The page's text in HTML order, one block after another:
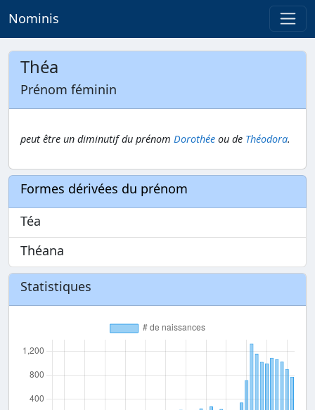
Nominis
Théa
Prénom féminin
peut être un diminutif du prénom Dorothée ou de Théodora.
Formes dérivées du prénom
Téa
Théana
Statistiques